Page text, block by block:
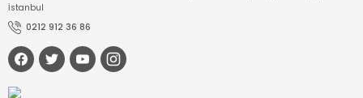
İstanbul
0212 912 36 86